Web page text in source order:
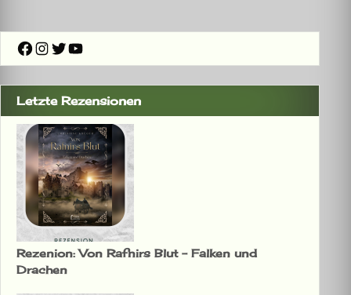
Facebook
Instagram
Twitter
YouTube
Letzte Rezensionen
Rezenion: Von Rafnirs Blut – Falken und
Drachen